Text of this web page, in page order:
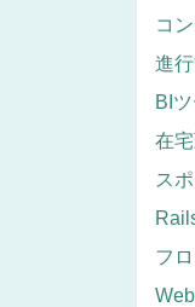
コ
進
BI
在
ス
フ